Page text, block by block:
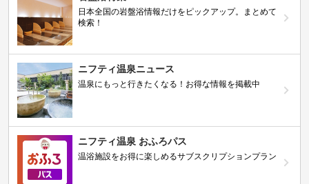
日本全国の岩盤浴情報だけをピックアップ。まとめて
検索！
ニフティ温泉ニュース
温泉にもっと行きたくなる！お得な情報を掲載中
ニフティ温泉 おふろパス
温浴施設をお得に楽しめるサブスクリプションプラン